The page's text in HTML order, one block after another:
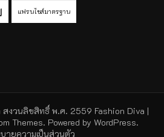
แฟรนไชส์มาตรฐาน
งวนลิขสิทธิ์ พ.ศ. 2559 Fashion Diva |
Themes. Powered by WordPress.
ายความเป็นส่วนตัว